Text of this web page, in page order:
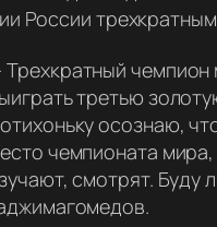
России
Трехкратный чемпион
третью
осознаю,
чемпионата
смотрят. Буду